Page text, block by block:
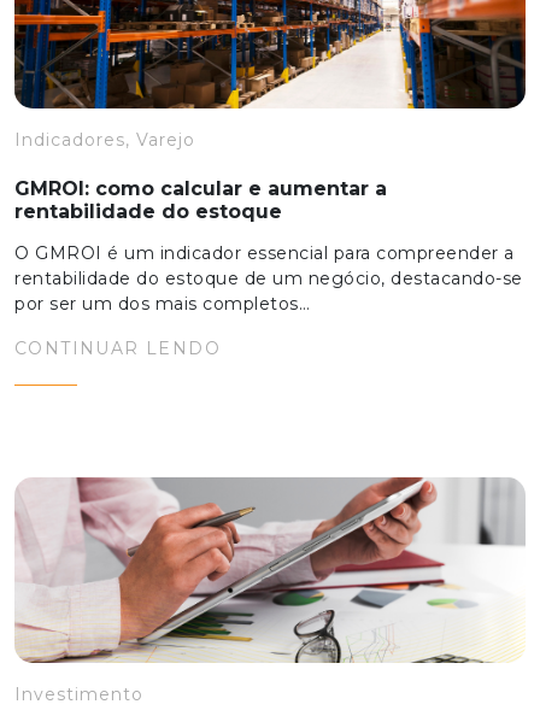
Indicadores, Varejo
GMROI: como calcular e aumentar a
rentabilidade do estoque
O GMROI é um indicador essencial para compreender a
rentabilidade do estoque de um negócio, destacando-se
por ser um dos mais completos…
CONTINUAR LENDO
Investimento